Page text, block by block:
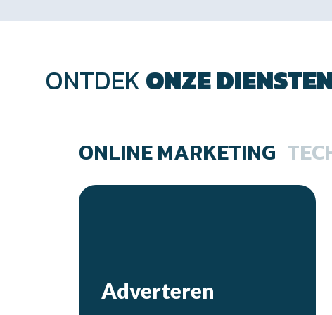
ONTDEKONZE
ONLINE MARKETING
Adverteren